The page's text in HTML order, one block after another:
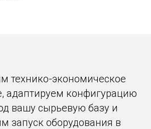
технико-экономическое
адаптируем конфигурацию
вашу сырьевую базу и
запуск оборудования в